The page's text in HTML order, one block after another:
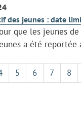
des jeunes : date
que les jeunes
a été reportée
5 6 7 8